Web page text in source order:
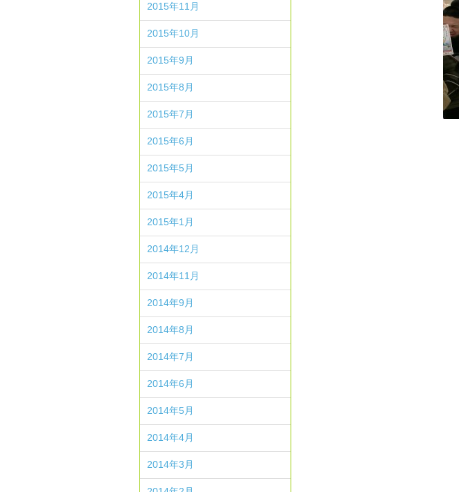
2015年11月
2015年10月
2015年9月
2015年8月
2015年7月
2015年6月
2015年5月
2015年4月
2015年1月
2014年12月
2014年11月
2014年9月
2014年8月
2014年7月
2014年6月
2014年5月
2014年4月
2014年3月